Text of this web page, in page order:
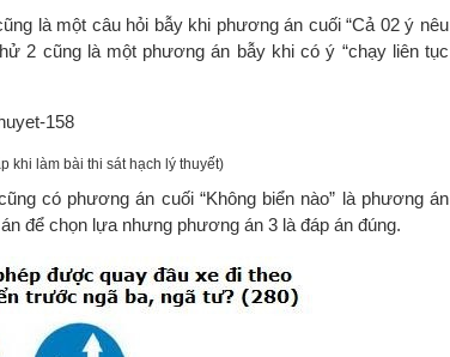
là một câu hỏi bẫy khi phương án cuối “Cả 02 ý nêu
2 cũng là một phương án bẫy khi có ý “chạy liên tục
khi làm bài thi sát hạch lý thuyết)
có phương án cuối “Không biển nào” là phương án
để chọn lựa nhưng phương án 3 là đáp án đúng.